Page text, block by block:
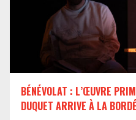
BÉNÉVOLAT : L’ŒUVRE
DUQUET ARRIVE À LA